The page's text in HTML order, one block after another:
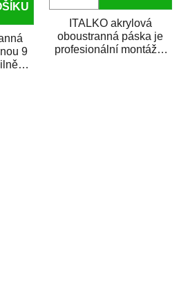
9
ITALKO akrylová
oboustranná páska je
profesionální montážní